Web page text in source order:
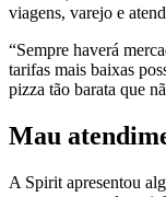
viagens, varejo e
“Sempre haverá
tarifas mais baixas
pizza tão barata que
Mau
A Spirit apresentou